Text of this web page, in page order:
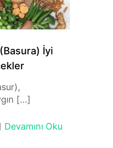
İyi
[…]
Devamını Oku